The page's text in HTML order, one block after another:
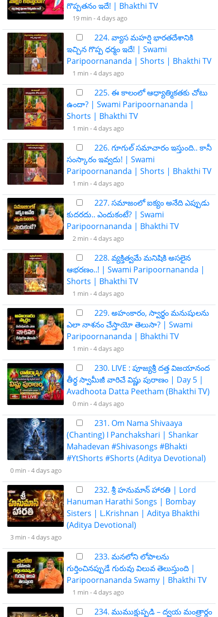
గొప్పతనం ఇదే! | Bhakthi TV
19 min -4 days ago
224. వ్యాస మహర్షి భారతదేశానికి
ఇచ్చిన గొప్ప ధర్మం ఇదే! | Swami
Paripoornananda | Shorts | Bhakthi TV
1 min -4 days ago
225. ఈ కాలంలో ఆధ్యాత్మికతకు చోటు
ఉందా? | Swami Paripoornananda |
Shorts | Bhakthi TV
1 min -4 days ago
226. గూగుల్ సమాచారం ఇస్తుంది.. కానీ
సంస్కారం ఇవ్వదు! | Swami
Paripoornananda | Shorts | Bhakthi TV
1 min -4 days ago
227. సమాజంలో ఐక్యం అనేది ఎప్పుడు
కుదరదు.. ఎందుకంటే? | Swami
Paripoornananda | Bhakthi TV
2 min -4 days ago
228. వ్యక్తిత్వమే మనిషికి అసలైన
ఆభరణం..! | Swami Paripoornananda |
Shorts | Bhakthi TV
1 min -4 days ago
229. అహంకారం, స్వార్థం మనుషులను
ఎలా నాశనం చేస్తాయో తెలుసా? | Swami
Paripoornananda | Bhakthi TV
1 min -4 days ago
230. LIVE : పూజ్యశ్రీ దత్త విజయానంద
తీర్థ స్వామీజీ వారిచే విష్ణు పురాణం | Day 5 |
Avadhoota Datta Peetham (Bhakthi TV)
0 min -4 days ago
231. Om Nama Shivaaya
(Chanting) I Panchakshari | Shankar
Mahadevan #Shivasongs #Bhakti
#YtShorts #Shorts (Aditya Devotional)
0 min -4 days ago
232. శ్రీ హనుమాన్ హారతి | Lord
Hanuman Harathi Songs | Bombay
Sisters | L.Krishnan | Aditya Bhakthi
(Aditya Devotional)
3 min -4 days ago
233. మనలోని లోపాలను
గుర్తించినప్పుడే గురువు విలువ తెలుస్తుంది |
Paripoornananda Swamy | Bhakthi TV
1 min -4 days ago
234. ముముక్షుప్పడి – ద్వయ మంత్రార్థం